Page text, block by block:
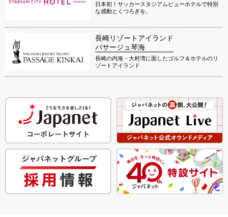
日本初！サッカースタジアムビューホテルで特別
な感動とくつろぎを。
長崎リゾートアイランド
パサージュ琴海
長崎の内海・大村湾に面したゴルフ＆ホテルのリ
ゾートアイランド